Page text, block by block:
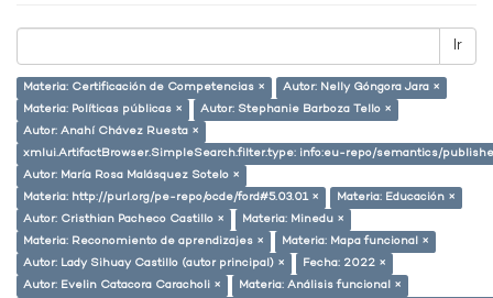
Ir
Materia: Certificación de Competencias ×
Autor: Nelly Góngora Jara ×
Materia: Políticas públicas ×
Autor: Stephanie Barboza Tello ×
Autor: Anahí Chávez Ruesta ×
xmlui.ArtifactBrowser.SimpleSearch.filter.type: info:eu-repo/semantics/
Autor: María Rosa Malásquez Sotelo ×
Materia: http://purl.org/pe-repo/ocde/ford#5.03.01 ×
Materia: Educación ×
Autor: Cristhian Pacheco Castillo ×
Materia: Minedu ×
Materia: Reconomiento de aprendizajes ×
Materia: Mapa funcional ×
Autor: Lady Sihuay Castillo (autor principal) ×
Fecha: 2022 ×
Autor: Evelin Catacora Caracholi ×
Materia: Análisis funcional ×